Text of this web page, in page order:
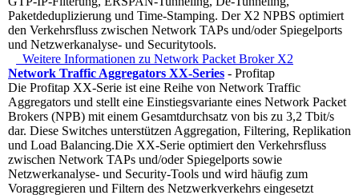
Paketdeduplizierung und Time-Stamping. Der X2 NPBS optimiert
den Verkehrsfluss zwischen Network TAPs und/oder Spiegelports
und Netzwerkanalyse- und Securitytools.
Weitere Informationen zu Network Packet Broker X2
Network Traffic Aggregators XX-Series - Profitap
Die Profitap XX-Serie ist eine Reihe von Network Traffic
Aggregators und stellt eine Einstiegsvariante eines Network Packet
Brokers (NPB) mit einem Gesamtdurchsatz von bis zu 3,2 Tbit/s
dar. Diese Switches unterstützen Aggregation, Filtering, Replikation
und Load Balancing.Die XX-Serie optimiert den Verkehrsfluss
zwischen Network TAPs und/oder Spiegelports sowie
Netzwerkanalyse- und Security-Tools und wird häufig zum
Voraggregieren und Filtern des Netzwerkverkehrs eingesetzt